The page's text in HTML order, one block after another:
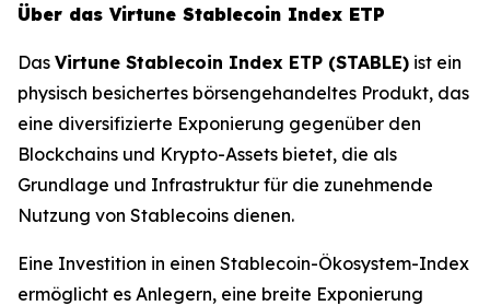
Über das Virtune Stablecoin Index ETP
Das Virtune Stablecoin Index ETP (STABLE) ist ein
physisch besichertes börsengehandeltes Produkt, das
eine diversifizierte Exponierung gegenüber den
Blockchains und Krypto-Assets bietet, die als
Grundlage und Infrastruktur für die zunehmende
Nutzung von Stablecoins dienen.
Eine Investition in einen Stablecoin-Ökosystem-Index
ermöglicht es Anlegern, eine breite Exponierung